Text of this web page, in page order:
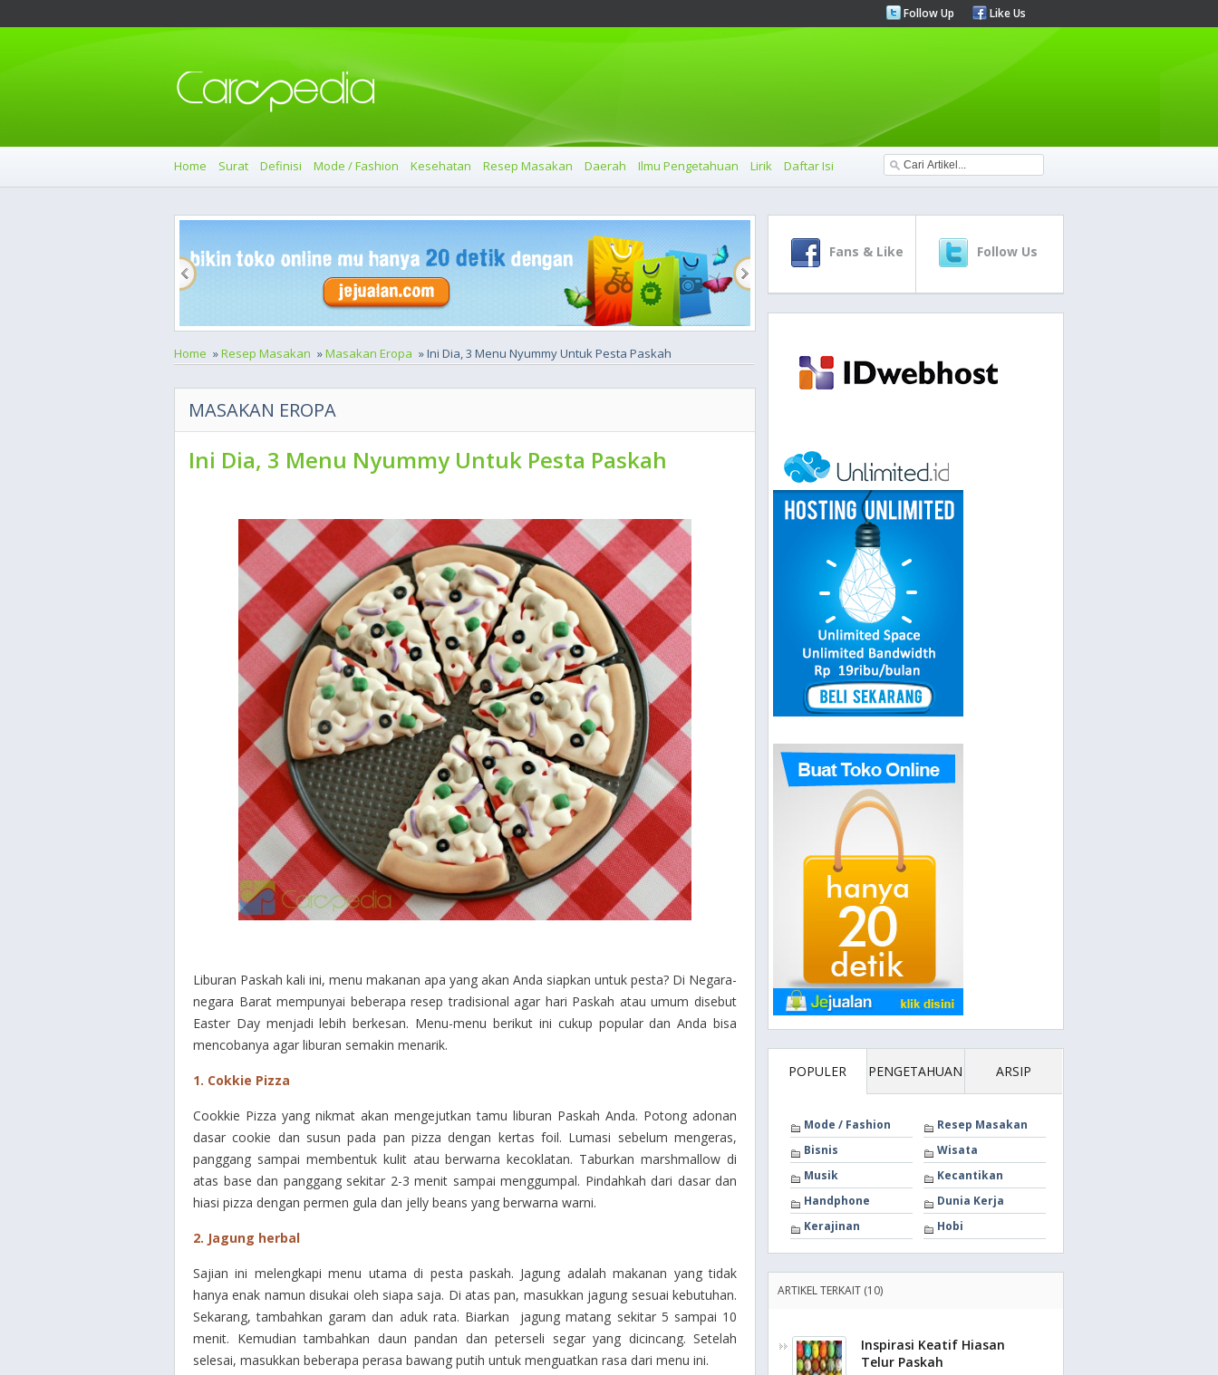
Follow Up Like Us
Home Surat Definisi Mode / Fashion Kesehatan Resep Masakan Daerah Ilmu Pengetahuan Lirik Daftar Isi
Home »Resep Masakan »Masakan Eropa » Ini Dia, 3 Menu Nyummy Untuk Pesta Paskah
MASAKAN EROPA
Ini Dia, 3 Menu Nyummy Untuk Pesta Paskah
Liburan Paskah kali ini, menu makanan apa yang akan Anda siapkan untuk pesta? Di Negara-
negara Barat mempunyai beberapa resep tradisional agar hari Paskah atau umum disebut
Easter Day menjadi lebih berkesan. Menu-menu berikut ini cukup popular dan Anda bisa
mencobanya agar liburan semakin menarik.
1. Cokkie Pizza
Cookkie Pizza yang nikmat akan mengejutkan tamu liburan Paskah Anda. Potong adonan
dasar cookie dan susun pada pan pizza dengan kertas foil. Lumasi sebelum mengeras,
panggang sampai membentuk kulit atau berwarna kecoklatan. Taburkan marshmallow di
atas base dan panggang sekitar 2-3 menit sampai menggumpal. Pindahkah dari dasar dan
hiasi pizza dengan permen gula dan jelly beans yang berwarna warni.
2. Jagung herbal
Sajian ini melengkapi menu utama di pesta paskah. Jagung adalah makanan yang tidak
hanya enak namun disukai oleh siapa saja. Di atas pan, masukkan jagung sesuai kebutuhan.
Sekarang, tambahkan garam dan aduk rata. Biarkan jagung matang sekitar 5 sampai 10
menit. Kemudian tambahkan daun pandan dan peterseli segar yang dicincang. Setelah
selesai, masukkan beberapa perasa bawang putih untuk menguatkan rasa dari menu ini.
Fans & Like Follow Us
POPULER PENGETAHUAN ARSIP
Mode / Fashion
Resep Masakan
Bisnis
Wisata
Musik
Kecantikan
Handphone
Dunia Kerja
Kerajinan
Hobi
ARTIKEL TERKAIT (10)
Inspirasi Keatif Hiasan
Telur Paskah